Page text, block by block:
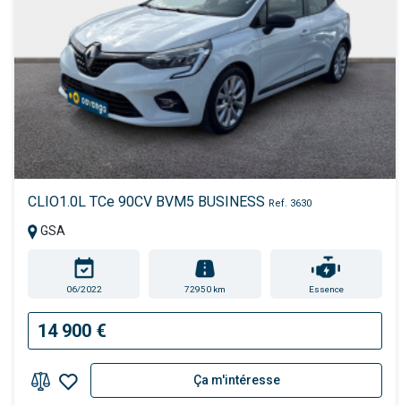
CLIO1.0L TCe 90CV BVM5 BUSINESS Ref. 3630
GSA
06/2022 72950 km Essence
14 900 €
Ça m'intéresse